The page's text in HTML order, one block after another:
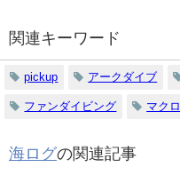
関連キーワード
pickup アークダイブ
ファンダイビング マクロ
海ログの関連記事